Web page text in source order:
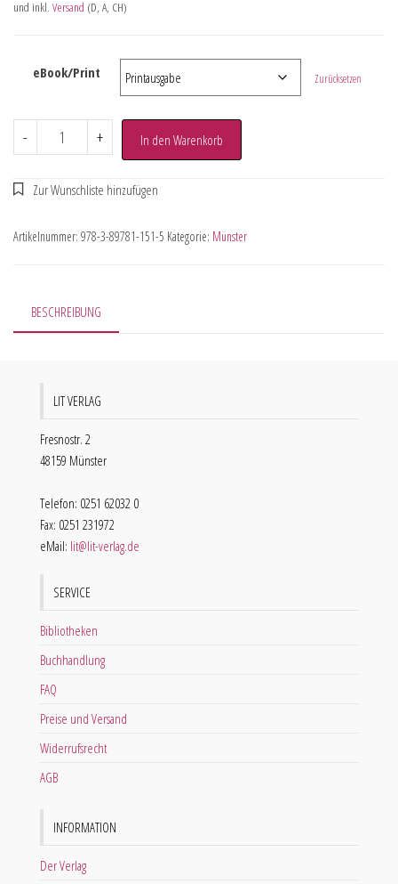
und inkl. Versand (D, A, CH)
eBook/Print Zurücksetzen
- + In den Warenkorb
Artikelnummer: 978-3-89781-151-5 Kategorie: Münster
BESCHREIBUNG
LIT VERLAG
Fresnostr. 2
48159 Münster
Telefon: 0251 62032 0
Fax: 0251 231972
eMail: lit@lit-verlag.de
SERVICE
Bibliotheken
Buchhandlung
FAQ
Preise und Versand
Widerrufsrecht
AGB
INFORMATION
Der Verlag